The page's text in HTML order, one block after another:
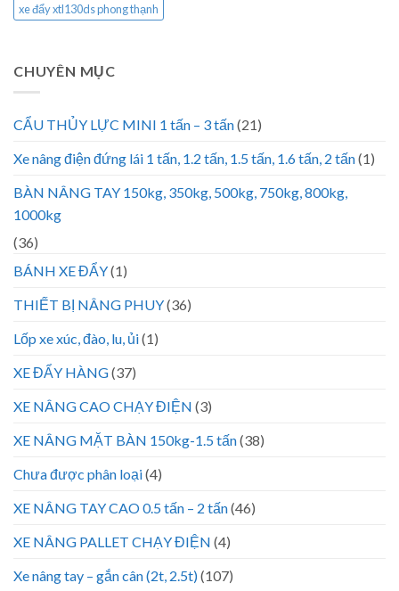
xe đẩy xtl130ds phong thạnh
CHUYÊN MỤC
CẨU THỦY LỰC MINI 1 tấn – 3 tấn(21)
Xe nâng điện đứng lái 1 tấn, 1.2 tấn, 1.5 tấn, 1.6 tấn, 2 tấn(1)
BÀN NÂNG TAY 150kg, 350kg, 500kg, 750kg, 800kg,
1000kg
(36)
BÁNH XE ĐẨY(1)
THIẾT BỊ NÂNG PHUY(36)
Lốp xe xúc, đào, lu, ủi(1)
XE ĐẨY HÀNG(37)
XE NÂNG CAO CHẠY ĐIỆN (3)
XE NÂNG MẶT BÀN 150kg-1.5 tấn(38)
Chưa được phân loại(4)
XE NÂNG TAY CAO 0.5 tấn – 2 tấn(46)
XE NÂNG PALLET CHẠY ĐIỆN (4)
Xe nâng tay – gắn cân (2t, 2.5t)(107)